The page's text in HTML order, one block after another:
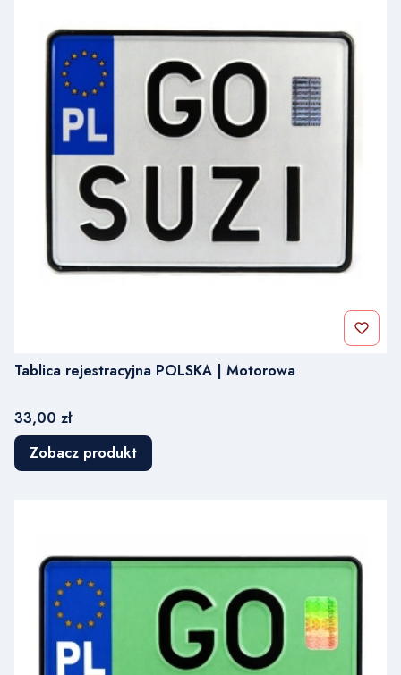
Tablica rejestracyjna POLSKA | Motorowa
Cena
33,00 zł
Zobacz produkt